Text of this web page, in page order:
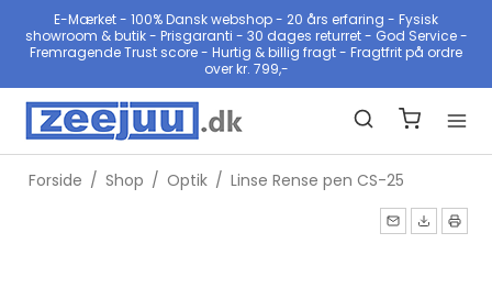
E-Mærket - 100% Dansk webshop - 20 års erfaring - Fysisk
showroom & butik - Prisgaranti - 30 dages returret - God Service -
Fremragende Trust score - Hurtig & billig fragt - Fragtfrit på ordre
over kr. 799,-
Forside / Shop / Optik / Linse Rense pen CS-25